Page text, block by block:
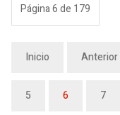
Página 6 de 179
Inicio Anterior
5 6 7